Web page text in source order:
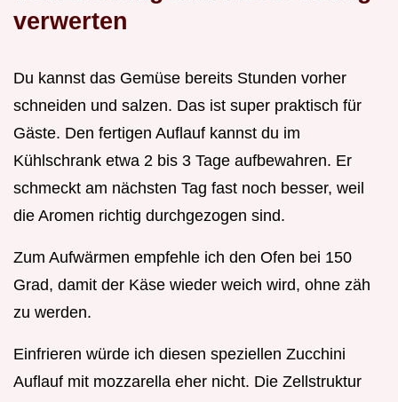
verwerten
Du kannst das Gemüse bereits Stunden vorher
schneiden und salzen. Das ist super praktisch für
Gäste. Den fertigen Auflauf kannst du im
Kühlschrank etwa 2 bis 3 Tage aufbewahren. Er
schmeckt am nächsten Tag fast noch besser, weil
die Aromen richtig durchgezogen sind.
Zum Aufwärmen empfehle ich den Ofen bei 150
Grad, damit der Käse wieder weich wird, ohne zäh
zu werden.
Einfrieren würde ich diesen speziellen Zucchini
Auflauf mit mozzarella eher nicht. Die Zellstruktur